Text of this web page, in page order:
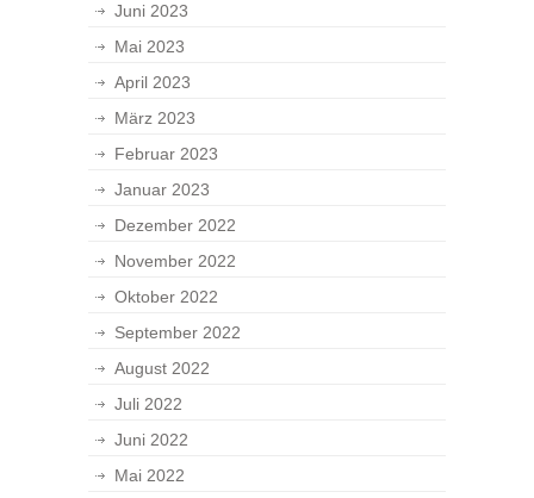
Juni 2023
Mai 2023
April 2023
März 2023
Februar 2023
Januar 2023
Dezember 2022
November 2022
Oktober 2022
September 2022
August 2022
Juli 2022
Juni 2022
Mai 2022